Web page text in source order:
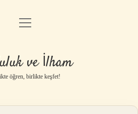
Anasayfa
Gizlilik Politikası
Yasal Uyarı
menüyü
ve İlham
öğren, birlikte keşfet!